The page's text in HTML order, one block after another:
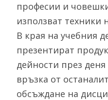
професии и
използват техники
В края на учебния
презентират
дейности през
връзка от
обсъждане на